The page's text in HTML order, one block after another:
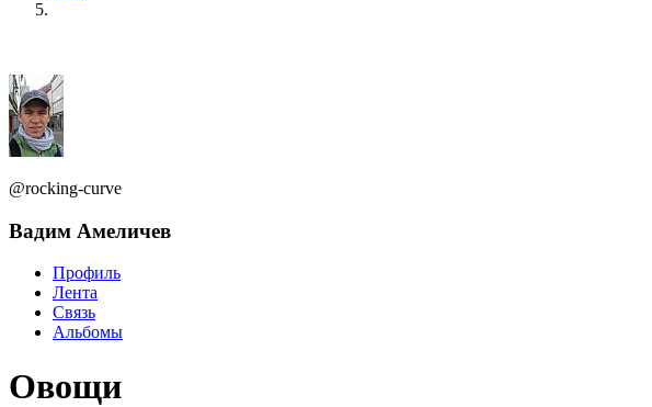
@rocking-curve
Вадим Амеличев
Профиль
Лента
Связь
Альбомы
Овощи